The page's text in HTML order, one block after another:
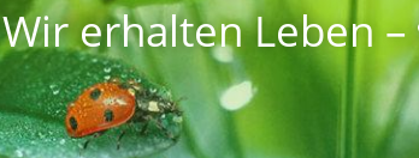
Wir erhalten Leben –